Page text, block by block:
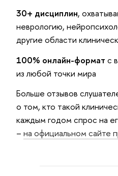
30+ дисциплин,
неврологию,
другие области
100% онлайн-формат с
из любой точки мира
Больше отзывов
о том, кто такой
каждым годом спрос на
– на официальном сайте